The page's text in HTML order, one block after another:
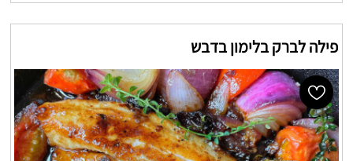
פילה לברק בלימון בדבש